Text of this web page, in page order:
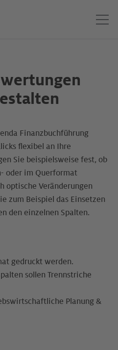
Finanzbuchführung
flexibel an Ihre
Sie beispielsweise fest, ob
oder im Querformat
optische Veränderungen
zum Beispiel das Einsetzen
den einzelnen Spalten.
gedruckt werden.
sollen Trennstriche
Planung &